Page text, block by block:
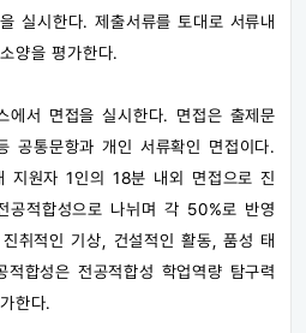
실시한다. 제출서류를 토대로 서류내
양을 평가한다.
에서 면접을 실시한다. 면접은 출제문
공통문항과 개인 서류확인 면접이다.
지원자 1인의 18분 내외 면접으로 진
공적합성으로 나뉘며 각 50%로 반영
취적인 기상, 건설적인 활동, 품성 태
합성은 전공적합성 학업역량 탐구력
한다.